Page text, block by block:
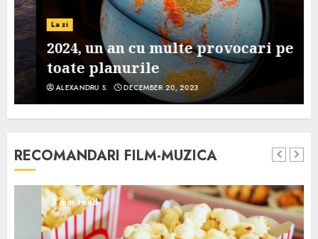
La zi
2024, un an cu multe provocari pe
toate planurile
ALEXANDRU S. DECEMBER 20, 2023
RECOMANDARI FILM-MUZICA
3 min read